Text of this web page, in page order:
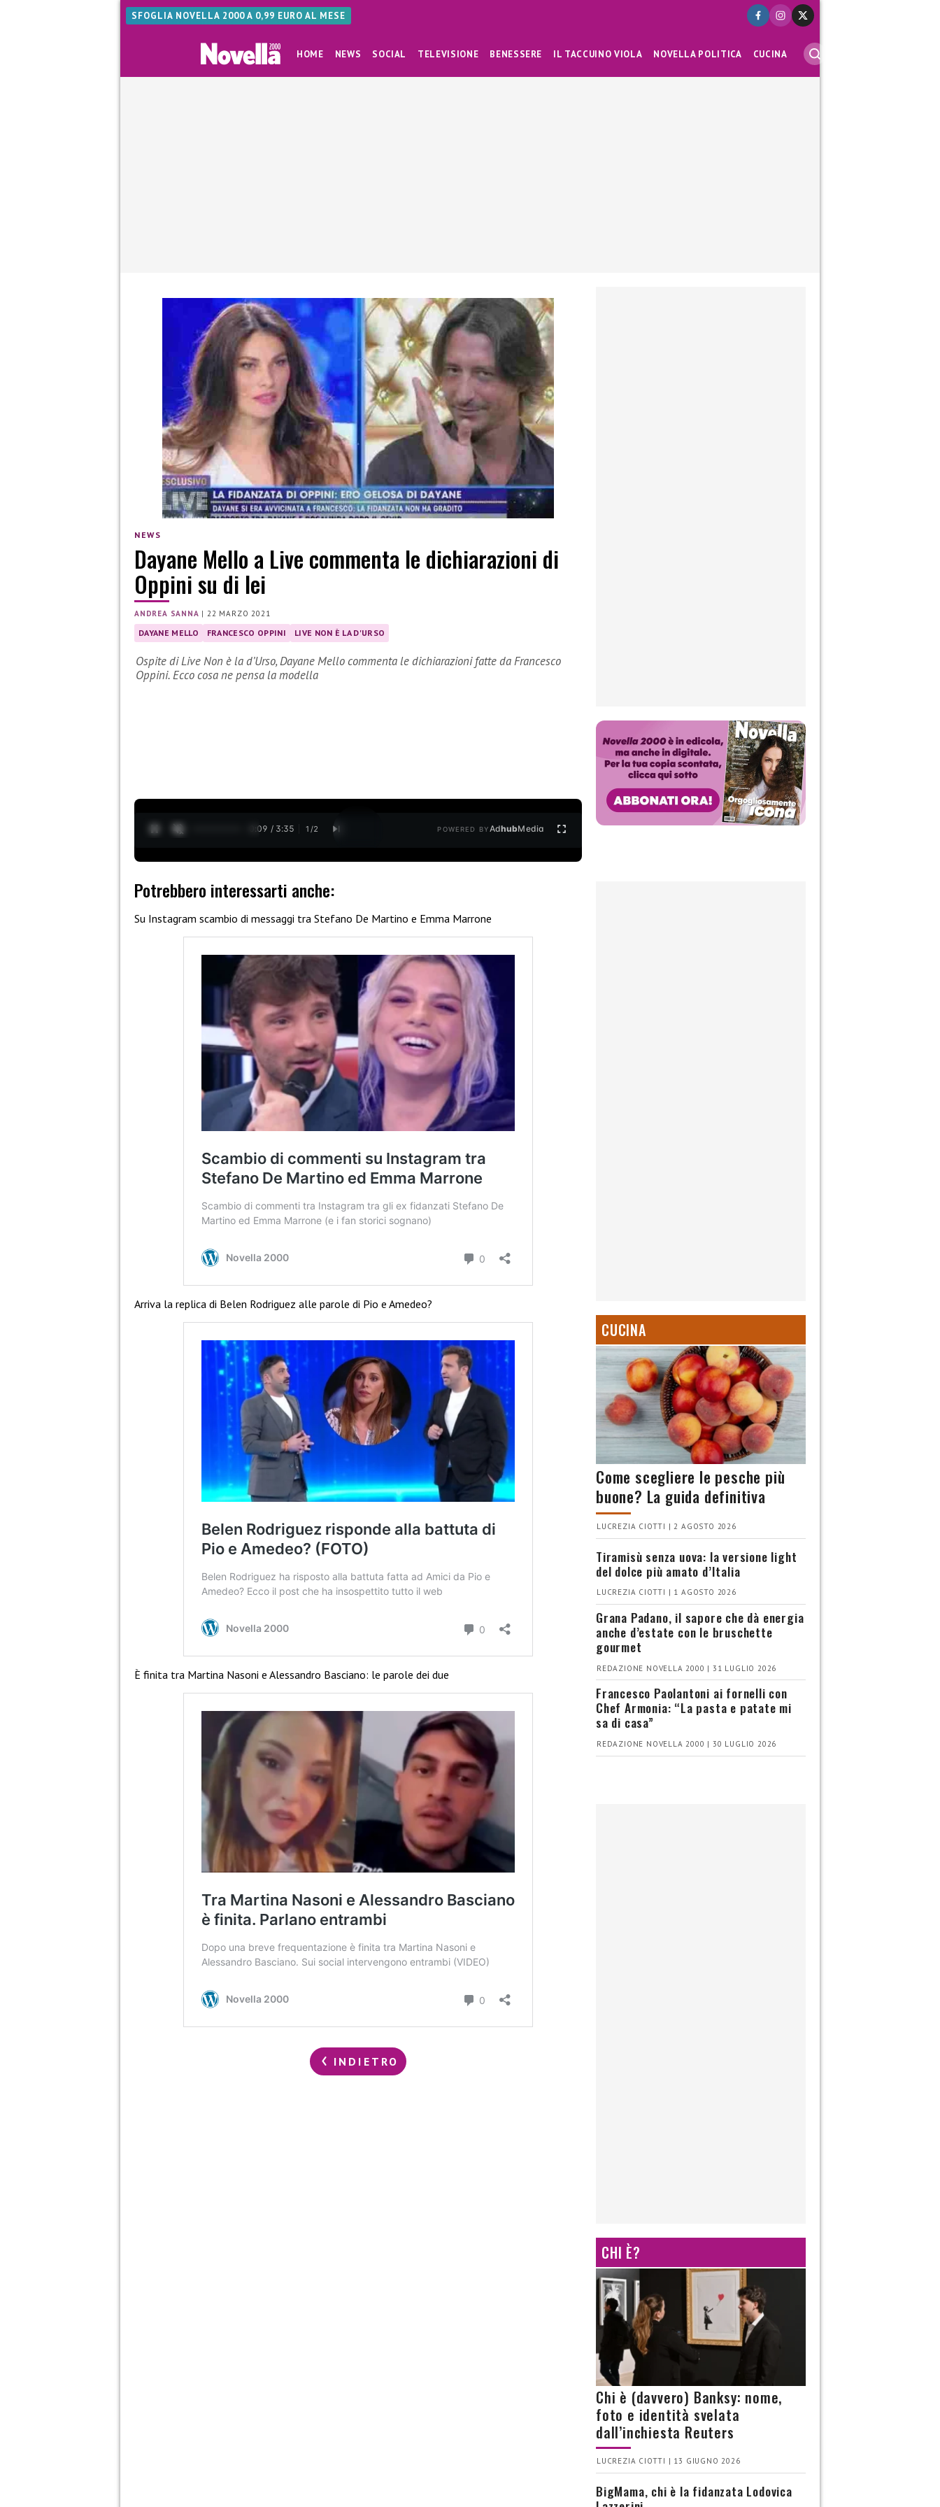
SFOGLIA NOVELLA 2000 A 0,99 EURO AL MESE
HOME NEWS SOCIAL TELEVISIONE BENESSERE IL TACCUINO VIOLA NOVELLA POLITICA CUCINA
NEWS
Dayane Mello a Live commenta le dichiarazioni di
Oppini su di lei
ANDREA SANNA |22 MARZO 2021
DAYANE MELLO FRANCESCO OPPINI LIVE NON È LA D'URSO
Ospite di Live Non è la d’Urso, Dayane Mello commenta le dichiarazioni fatte da Francesco
Oppini. Ecco cosa ne pensa la modella
0:10 / 3:35 1 /2 POWERED BYAdhubMedia
Potrebbero interessarti anche:
Su Instagram scambio di messaggi tra Stefano De Martino e Emma Marrone
Arriva la replica di Belen Rodriguez alle parole di Pio e Amedeo?
È finita tra Martina Nasoni e Alessandro Basciano: le parole dei due
INDIETRO
CUCINA
Come scegliere le pesche più
buone? La guida definitiva
LUCREZIA CIOTTI | 2 AGOSTO 2026
Tiramisù senza uova: la versione light
del dolce più amato d’Italia
LUCREZIA CIOTTI | 1 AGOSTO 2026
Grana Padano, il sapore che dà energia
anche d’estate con le bruschette
gourmet
REDAZIONE NOVELLA 2000 | 31 LUGLIO 2026
Francesco Paolantoni ai fornelli con
Chef Armonia: “La pasta e patate mi
sa di casa”
REDAZIONE NOVELLA 2000 | 30 LUGLIO 2026
CHI È?
Chi è (davvero) Banksy: nome,
foto e identità svelata
dall’inchiesta Reuters
LUCREZIA CIOTTI | 13 GIUGNO 2026
BigMama, chi è la fidanzata Lodovica